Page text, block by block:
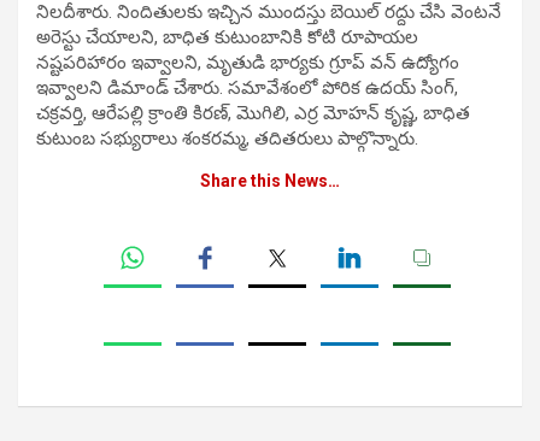
నిలదీశారు. నిందితులకు ఇచ్చిన ముందస్తు బెయిల్ రద్దు చేసి వెంటనే
అరెస్టు చేయాలని, బాధిత కుటుంబానికి కోటి రూపాయల
నష్టపరిహారం ఇవ్వాలని, మృతుడి భార్యకు గ్రూప్ వన్ ఉద్యోగం
ఇవ్వాలని డిమాండ్ చేశారు. సమావేశంలో పోరిక ఉదయ్ సింగ్,
చక్రవర్తి, ఆరేపల్లి క్రాంతి కిరణ్, మొగిలి, ఎర్ర మోహన్ కృష్ణ, బాధిత
కుటుంబ సభ్యురాలు శంకరమ్మ, తదితరులు పాల్గొన్నారు.
Share this News…